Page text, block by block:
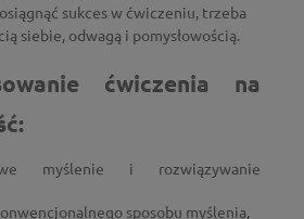
sukces w ćwiczeniu, trzeba
siebie, odwagą i pomysłowością.
ćwiczenia na
myślenie i rozwiązywanie
sposobu myślenia,